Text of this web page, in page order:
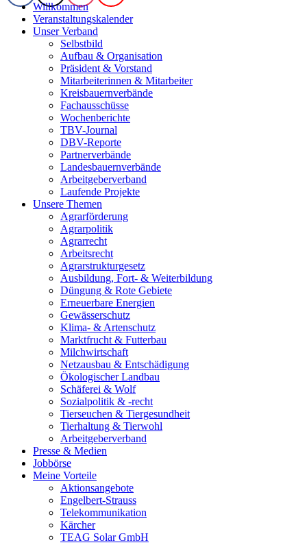
Willkommen
Veranstaltungskalender
Unser Verband
Selbstbild
Aufbau & Organisation
Präsident & Vorstand
Mitarbeiterinnen & Mitarbeiter
Kreisbauernverbände
Fachausschüsse
Wochenberichte
TBV-Journal
DBV-Reporte
Partnerverbände
Landesbauernverbände
Arbeitgeberverband
Laufende Projekte
Unsere Themen
Agrarförderung
Agrarpolitik
Agrarrecht
Arbeitsrecht
Agrarstrukturgesetz
Ausbildung, Fort- & Weiterbildung
Düngung & Rote Gebiete
Erneuerbare Energien
Gewässerschutz
Klima- & Artenschutz
Marktfrucht & Futterbau
Milchwirtschaft
Netzausbau & Entschädigung
Ökologischer Landbau
Schäferei & Wolf
Sozialpolitik & -recht
Tierseuchen & Tiergesundheit
Tierhaltung & Tierwohl
Arbeitgeberverband
Presse & Medien
Jobbörse
Meine Vorteile
Aktionsangebote
Engelbert-Strauss
Telekommunikation
Kärcher
TEAG Solar GmbH